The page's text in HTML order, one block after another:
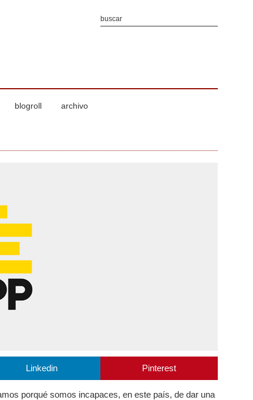
blogroll archivo
Linkedin Pinterest
porqué somos incapaces, en este país, de dar una